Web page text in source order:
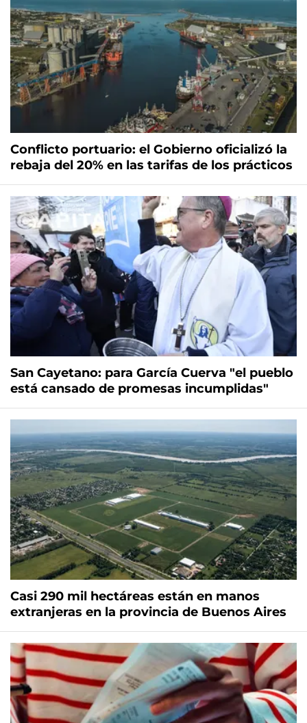
Conflicto portuario: el Gobierno oficializó la
rebaja del 20% en las tarifas de los prácticos
San Cayetano: para García Cuerva "el pueblo
está cansado de promesas incumplidas"
Casi 290 mil hectáreas están en manos
extranjeras en la provincia de Buenos Aires